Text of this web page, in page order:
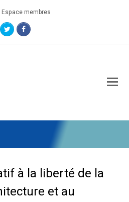
Espace membres
TwitterFacebook
à la liberté de la
et au